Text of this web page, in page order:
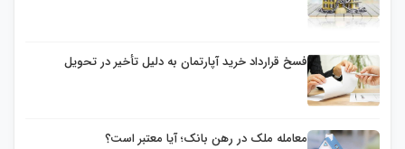
فسخ قرارداد خرید آپارتمان به دلیل تأخیر در تحویل
معامله ملک در رهن بانک؛ آیا معتبر است؟